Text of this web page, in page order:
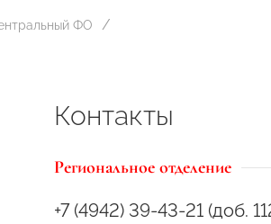
ФО
Контакты
Региональное отделение
+7 (4942) 39-43-21 (доб.